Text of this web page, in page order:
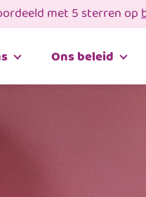
met 5 sterren op
Ons beleid